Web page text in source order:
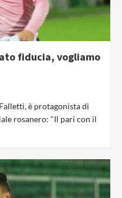
fiducia, vogliamo
è protagonista di
rosanero: "Il pari con il